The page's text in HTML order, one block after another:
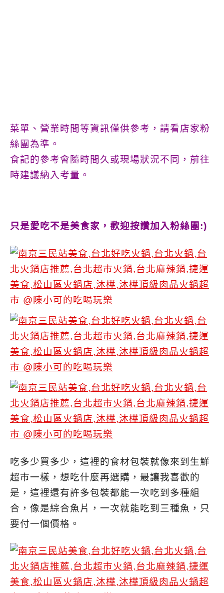
菜單、營業時間等資訊僅供參考，請看店家粉
絲團為準。
食記的參考會隨時間久或現場狀況不同，前往
時建議納入考量。
只是愛吃不是美食家，歡迎按讚加入粉絲團:)
吃多少買多少，這裡的食材包裝就像來到生鮮
超市一樣，想吃什麼再選購，最讓我喜歡的
是，這裡還有許多包裝都能一次吃到多種組
合，像是綜合魚片，一次就能吃到三種魚，只
要付一個價格。